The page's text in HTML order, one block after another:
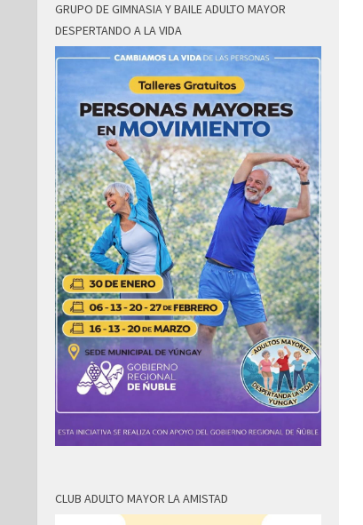
GRUPO DE GIMNASIA Y BAILE ADULTO MAYOR
DESPERTANDO A LA VIDA
CLUB ADULTO MAYOR LA AMISTAD